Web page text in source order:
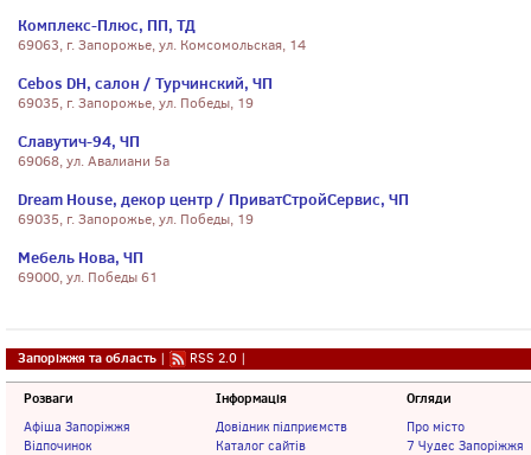
Комплекс-Плюс, ПП, ТД
69063, г. Запорожье, ул. Комсомольская, 14
Сebos DH, салон / Турчинский, ЧП
69035, г. Запорожье, ул. Победы, 19
Славутич-94, ЧП
69068, ул. Авалиани 5а
Dream House, декор центр / ПриватСтройСервис, ЧП
69035, г. Запорожье, ул. Победы, 19
Мебель Нова, ЧП
69000, ул. Победы 61
Запоріжжя та область | RSS 2.0 |
Розваги
Афіша Запоріжжя
Відпочинок
Інформація
Довідник підприємств
Каталог сайтів
Огляди
Про місто
7 Чудес Запоріжжя